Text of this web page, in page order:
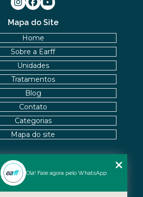
Nossas Unidades
Mapa do Site
Home
Sobre a Earff
Unidades
Tratamentos
Blog
Contato
Categorias
Mapa do site
Olá! Fale agora pelo WhatsApp